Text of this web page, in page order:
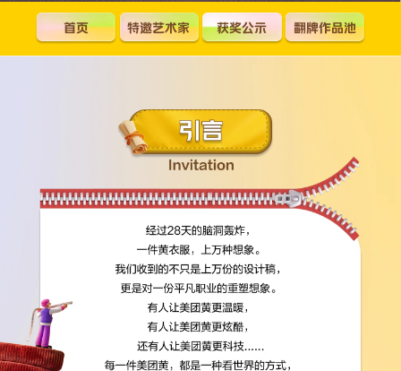
首页 特邀艺术家 获奖公示 翻牌作品池